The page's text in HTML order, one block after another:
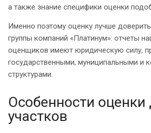
а также знание специфики оценки
Именно поэтому оценку лучше
группы компаний «Платинум»: отчеты
оценщиков имеют юридическую силу,
государственными, муниципальными и
структурами.
Особенности
участков